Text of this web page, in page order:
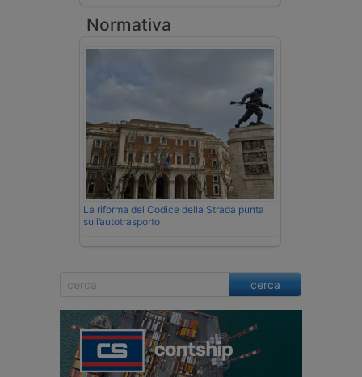
Normativa
La riforma del Codice della Strada punta
sull’autotrasporto
cerca